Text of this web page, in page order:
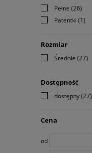
Pełne (26)
Patentki (1)
Rozmiar
Średnie (27)
Dostępność
dostępny(27)
Cena
od